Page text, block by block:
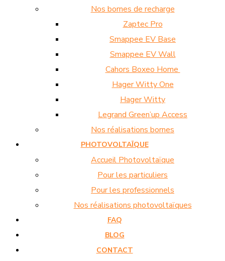
Nos bornes de recharge
Zaptec Pro
Smappee EV Base
Smappee EV Wall
Cahors Boxeo Home
Hager Witty One
Hager Witty
Legrand Green’up Access
Nos réalisations bornes
PHOTOVOLTAÏQUE
Accueil Photovoltaïque
Pour les particuliers
Pour les professionnels
Nos réalisations photovoltaïques
FAQ
BLOG
CONTACT